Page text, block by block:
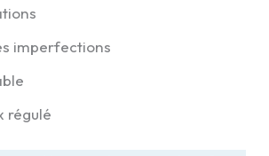
imperfections
régulé